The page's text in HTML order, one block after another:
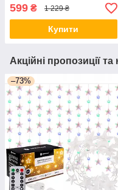
599 ₴ 1 229 ₴
Купити
Акційні пропозиції
–73%